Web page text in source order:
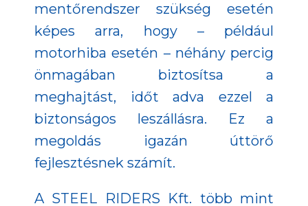
mentőrendszer szükség esetén
képes arra, hogy – például
motorhiba esetén – néhány percig
önmagában biztosítsa a
meghajtást, időt adva ezzel a
biztonságos leszállásra. Ez a
megoldás igazán úttörő
fejlesztésnek számít.
A STEEL RIDERS Kft. több mint